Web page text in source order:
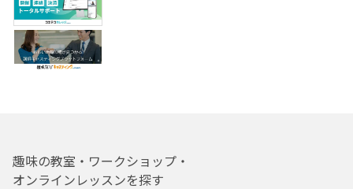
趣味の教室・ワークショップ・
オンラインレッスンを探す